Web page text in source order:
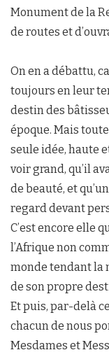
Monument de la
de routes et
On en a débattu,
toujours en leur
destin des
époque. Mais
seule idée, haute
voir grand, qu’il
de beauté, et
regard devant
C’est encore elle
l’Afrique non
monde tendant la
de son propre
Et puis, par-delà
chacun de nous
Mesdames et